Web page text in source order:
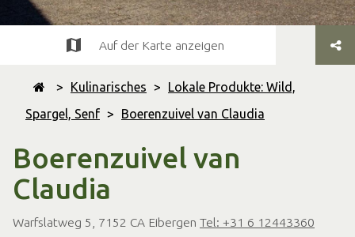
> Kulinarisches >
Lokale Produkte: Wild,
Spargel, Senf > Boerenzuivel van Claudia
Boerenzuivel van
Claudia
Warfslatweg 5, 7152 CA Eibergen Tel: +31 6 12443360
Auf der Karte anzeigen